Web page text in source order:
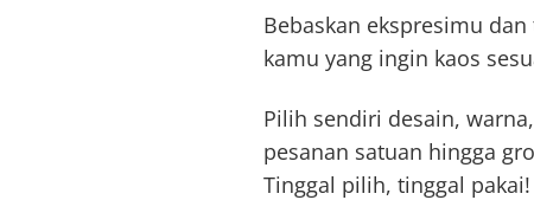
Bebaskan ekspresimu
kamu yang ingin kaos
Pilih sendiri desain,
pesanan satuan hingga
Tinggal pilih, tinggal pakai!